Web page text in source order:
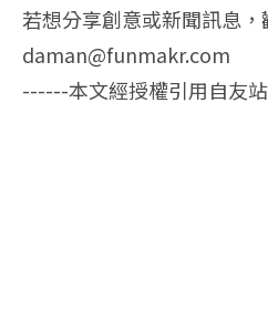
若想分享創意或新聞訊息，
daman@funmakr.com
------本文經授權引用自友站